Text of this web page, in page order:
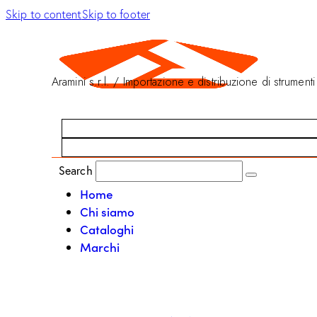
Skip to contentSkip to footer
Aramini s.r.l. / Importazione e distribuzione di strumenti
Search
Home
Chi siamo
Cataloghi
Marchi